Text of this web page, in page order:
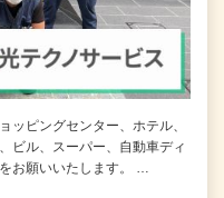
ッピングセンター、ホテル、
ビル、スーパー、自動車ディ
お願いいたします。 …